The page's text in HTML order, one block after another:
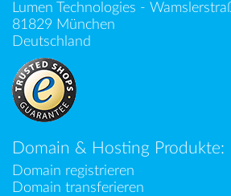
Lumen Technologies -
81829 München
Deutschland
Domain & Hosting Produkte:
Domain registrieren
Domain transferieren